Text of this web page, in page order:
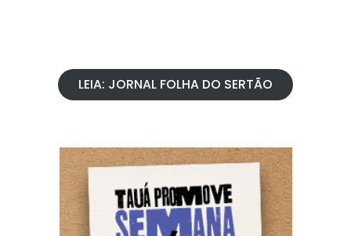
LEIA: JORNAL FOLHA DO SERTÃO